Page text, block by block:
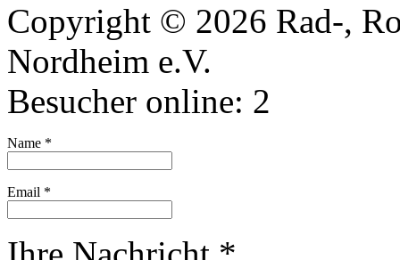
Copyright © 2026 Rad-,
Nordheim e.V.
Besucher online: 2
Name *
Email *